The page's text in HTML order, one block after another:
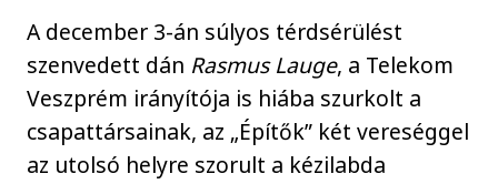
A december 3-án súlyos térdsérülést
szenvedett dán Rasmus Lauge, a Telekom
Veszprém irányítója is hiába szurkolt a
csapattársainak, az „Építők” két vereséggel
az utolsó helyre szorult a kézilabda